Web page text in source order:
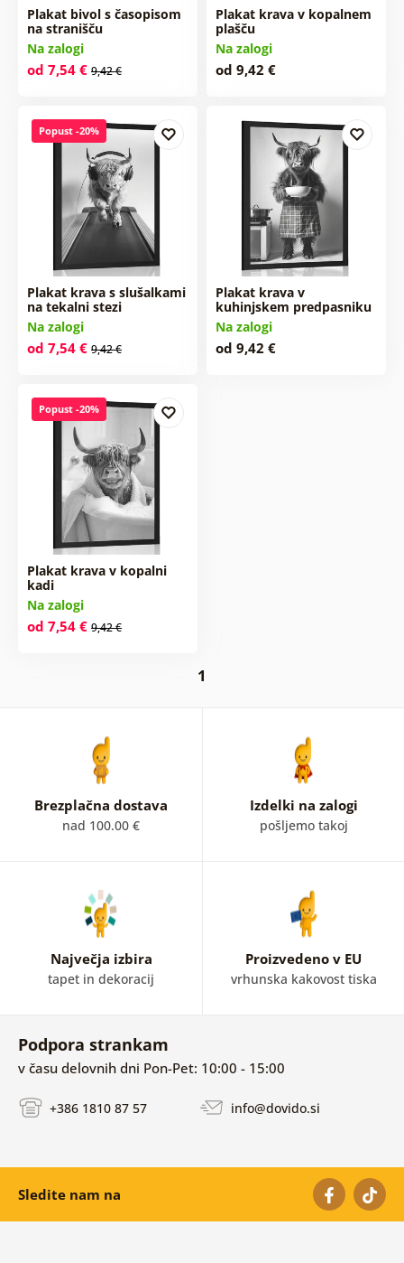
Plakat bivol s časopisom
na stranišču
Na zalogi
od 7,54 € 9,42 €
Plakat krava v kopalnem
plašču
Na zalogi
od 9,42 €
Popust -20%
Plakat krava s slušalkami
na tekalni stezi
Na zalogi
od 7,54 € 9,42 €
Plakat krava v
kuhinjskem predpasniku
Na zalogi
od 9,42 €
Popust -20%
Plakat krava v kopalni
kadi
Na zalogi
od 7,54 € 9,42 €
1
Brezplačna dostava
nad 100.00 €
Izdelki na zalogi
pošljemo takoj
Največja izbira
tapet in dekoracij
Proizvedeno v EU
vrhunska kakovost tiska
Podpora strankam
v času delovnih dni Pon-Pet: 10:00 - 15:00
+386 1810 87 57 info@dovido.si
Sledite nam na